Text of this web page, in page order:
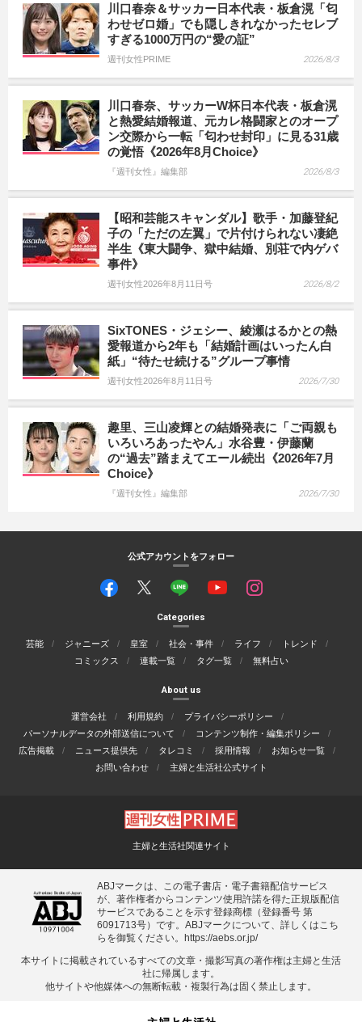
川口春奈＆サッカー日本代表・板倉滉「匂
わせゼロ婚」でも隠しきれなかったセレブ
すぎる1000万円の“愛の証”
週刊女性PRIME 2026/8/3
川口春奈、サッカーW杯日本代表・板倉滉
と熱愛結婚報道、元カレ格闘家とのオープ
ン交際から一転「匂わせ封印」に見る31歳
の覚悟《2026年8月Choice》
『週刊女性』編集部 2026/8/3
【昭和芸能スキャンダル】歌手・加藤登紀
子の「ただの左翼」で片付けられない凄絶
半生《東大闘争、獄中結婚、別荘で内ゲバ
事件》
週刊女性2026年8月11日号 2026/8/2
SixTONES・ジェシー、綾瀬はるかとの熱
愛報道から2年も「結婚計画はいったん白
紙」“待たせ続ける”グループ事情
週刊女性2026年8月11日号 2026/7/30
趣里、三山凌輝との結婚発表に「ご両親も
いろいろあったやん」水谷豊・伊藤蘭
の“過去”踏まえてエール続出《2026年7月
Choice》
『週刊女性』編集部 2026/7/30
公式アカウントをフォロー
Categories
芸能 ジャニーズ 皇室 社会・事件 ライフ
トレンド
コミックス
連載一覧 タグ一覧 無料占い
About us
運営会社 利用規約
プライバシーポリシー
パーソナルデータの外部送信について
コンテンツ制作・編集ポリシー
広告掲載
ニュース提供先 タレコミ 採用情報
お知らせ一覧
お問い合わせ
主婦と生活社公式サイト
主婦と生活社関連サイト
ABJマークは、この電子書店・電子書籍配信サービス
が、著作権者からコンテンツ使用許諾を得た正規版配信
サービスであることを示す登録商標（登録番号 第
6091713号）です。ABJマークについて、詳しくはこち
らを御覧ください。 https://aebs.or.jp/
本サイトに掲載されているすべての⽂章・撮影写真の著作権は主婦と⽣活
社に帰属します。
他サイトや他媒体への無断転載・複製⾏為は固く禁⽌します。